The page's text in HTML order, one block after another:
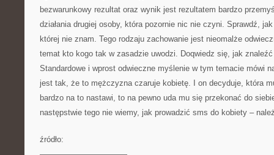
bezwarunkowy rezultat oraz wynik jest rezultatem bardzo
działania drugiej osoby, która pozornie nic nie czyni. Sprawdź,
której nie znam. Tego rodzaju zachowanie jest nieomalże
temat kto kogo tak w zasadzie uwodzi. Doqwiedz się, jak
Standardowe i wprost odwieczne myślenie w tym temacie mówi
jest tak, że to mężczyzna czaruje kobietę. I on decyduje, która
bardzo na to nastawi, to na pewno uda mu się przekonać do
następstwie tego nie wiemy, jak prowadzić sms do kobiety –
źródło: